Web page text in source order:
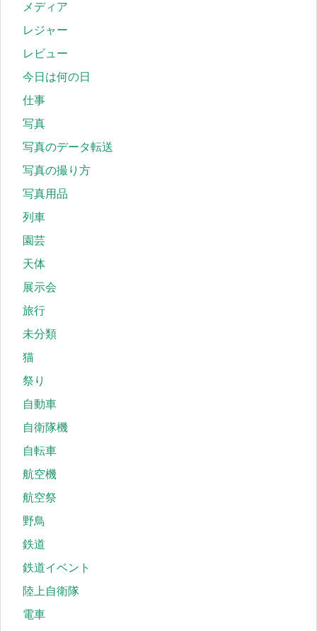
メディア
レジャー
レビュー
今日は何の日
仕事
写真
写真のデータ転送
写真の撮り方
写真用品
列車
園芸
天体
展示会
旅行
未分類
猫
祭り
自動車
自衛隊機
自転車
航空機
航空祭
野鳥
鉄道
鉄道イベント
陸上自衛隊
電車